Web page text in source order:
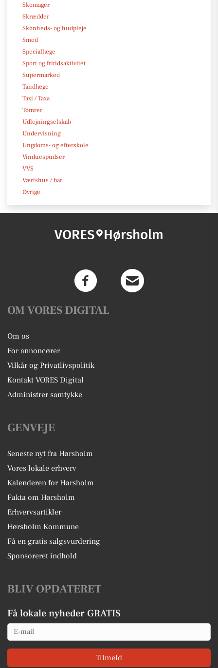
Skomager
Skrædder
Skønheds- og hudpleje
Smed
Speciallæge
Sport og fritidsaktivitet
Supermarked
Tandlæge
Taxi / Taxa
Tømrer
Udlejningselskab
Undervisning
Ungdoms- og efterskole
Vinduespudser
VVS
Værtshus / bar
Øvrige
VORES Hørsholm
OM VORES DIGITAL
Om os
For annoncører
Vilkår og Privatlivspolitik
Kontakt VORES Digital
Administrer samtykke
GENVEJE
Seneste nyt fra Hørsholm
Vores lokale erhverv
Kalenderen for Hørsholm
Fakta om Hørsholm
Erhvervsartikler
Hørsholm Kommune
Få en gratis salgsvurdering
Sponsoreret indhold
BLIV OPDATERET
Få lokale nyheder GRATIS
Email
Tilmeld